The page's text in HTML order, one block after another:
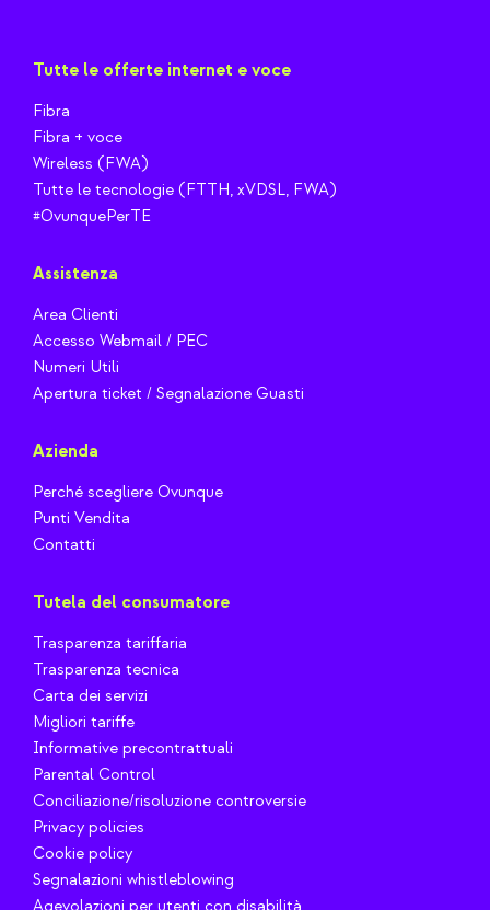
Tutte le offerte internet e voce
Fibra
Fibra + voce
Wireless (FWA)
Tutte le tecnologie (FTTH, xVDSL, FWA)
#OvunquePerTE
Assistenza
Area Clienti
Accesso Webmail / PEC
Numeri Utili
Apertura ticket / Segnalazione Guasti
Azienda
Perché scegliere Ovunque
Punti Vendita
Contatti
Tutela del consumatore
Trasparenza tariffaria
Trasparenza tecnica
Carta dei servizi
Migliori tariffe
Informative precontrattuali
Parental Control
Conciliazione/risoluzione controversie
Privacy policies
Cookie policy
Segnalazioni whistleblowing